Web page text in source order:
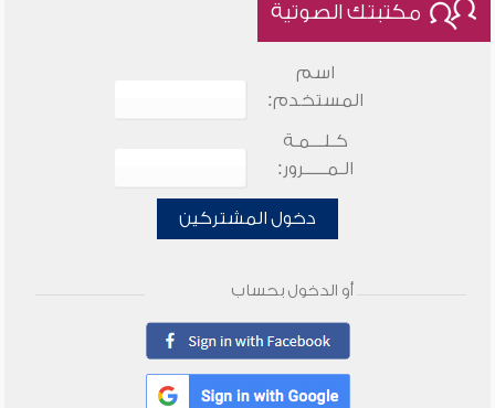
مكتبتك الصوتية
اسم
المستخدم:
كـلـــمـة
الـمـــــرور:
دخول المشتركين
أو الدخول بحساب